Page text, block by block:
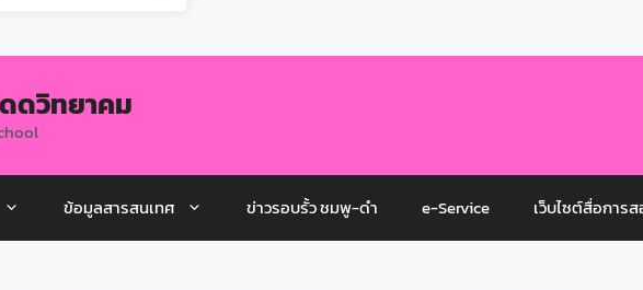
ดวิทยาคม
ข้อมูลสารสนเทศ ข่าวรอบรั้ว ชมพู-ดำ e-Service เว็บไซต์สื่อการ